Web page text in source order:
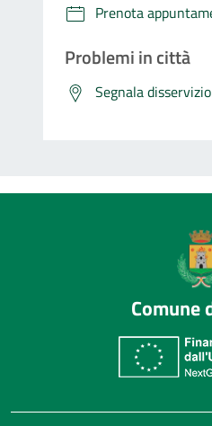
Prenota
Problemi in città
Segnala disservizio
Comune